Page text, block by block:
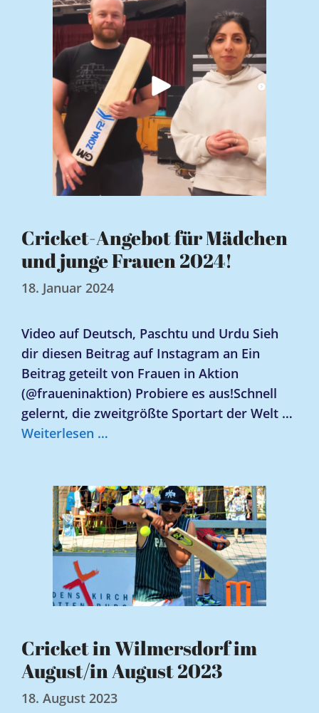
Cricket-Angebot für Mädchen
und junge Frauen 2024!
18. Januar 2024
Video auf Deutsch, Paschtu und Urdu Sieh
dir diesen Beitrag auf Instagram an Ein
Beitrag geteilt von Frauen in Aktion
(@fraueninaktion) Probiere es aus!Schnell
gelernt, die zweitgrößte Sportart der Welt …
Weiterlesen …
Cricket in Wilmersdorf im
August/in August 2023
18. August 2023